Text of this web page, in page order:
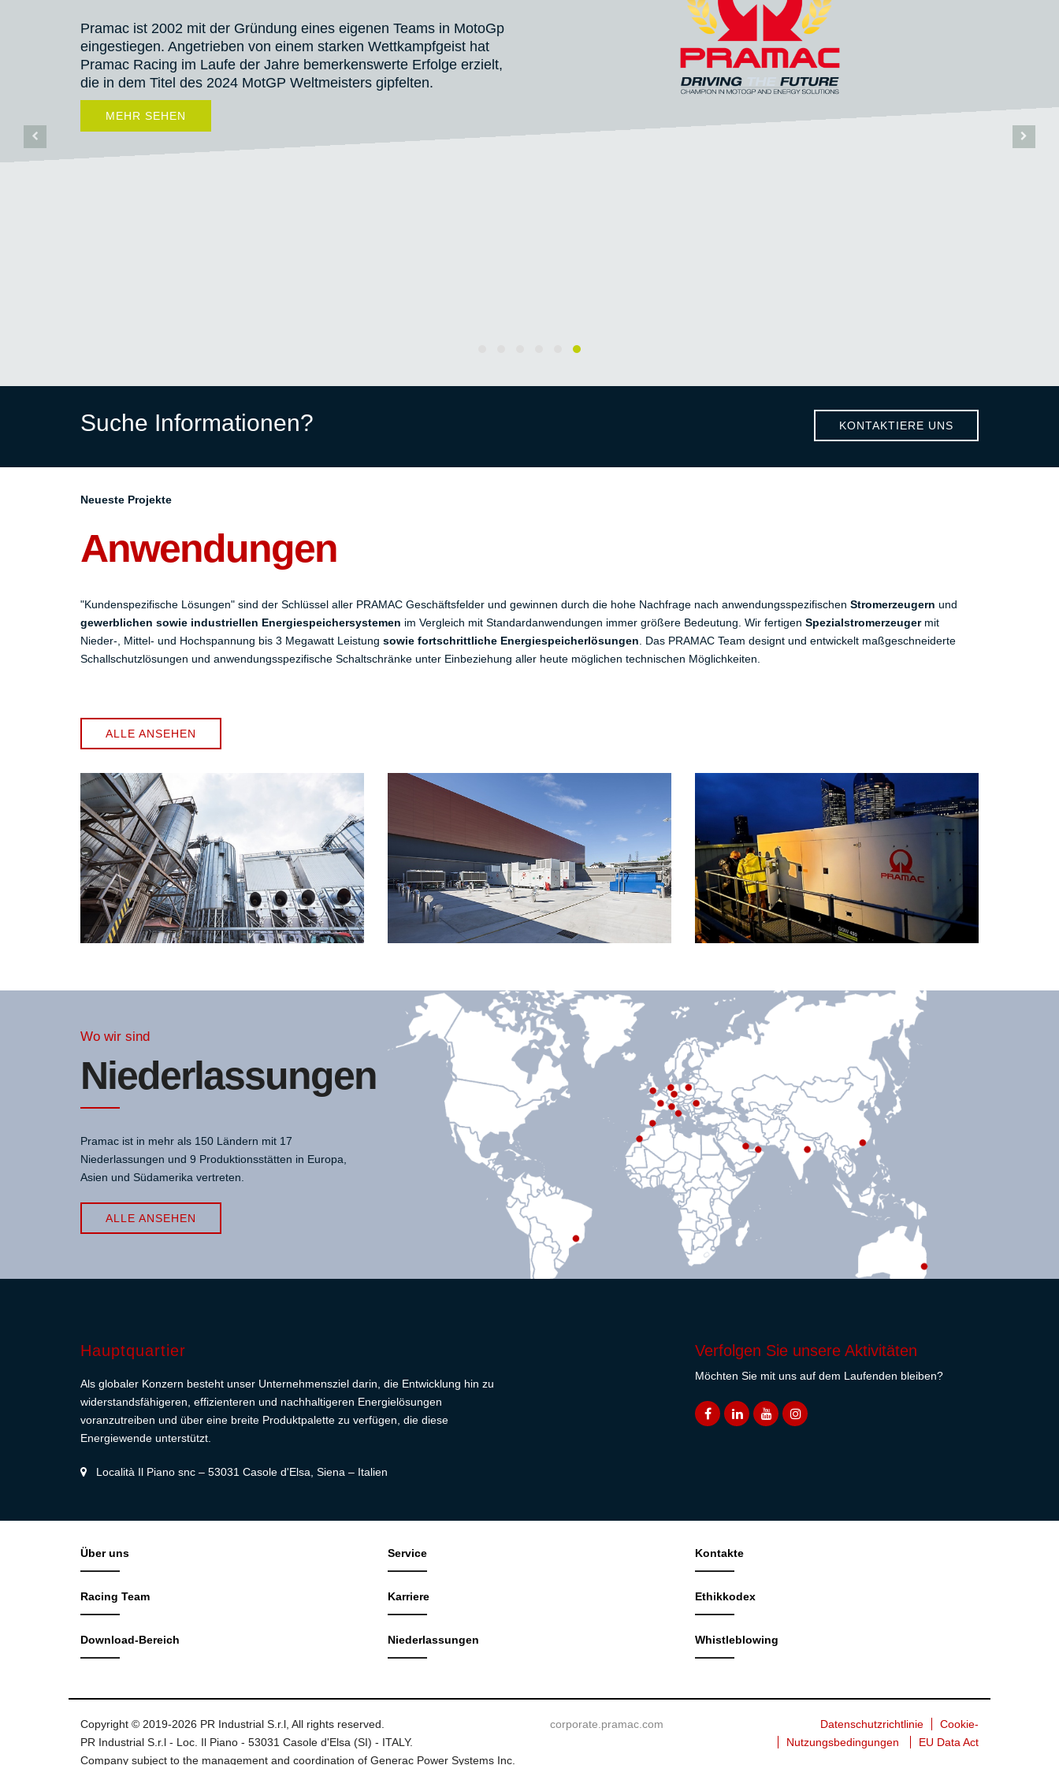
Pramac ist 2002 mit der Gründung eines eigenen Teams in MotoGp
eingestiegen. Angetrieben von einem starken Wettkampfgeist hat
Pramac Racing im Laufe der Jahre bemerkenswerte Erfolge erzielt,
die in dem Titel des 2024 MotGP Weltmeisters gipfelten.
MEHR SEHEN
Suche Informationen? KONTAKTIERE UNS
Neueste Projekte
Anwendungen
"Kundenspezifische Lösungen" sind der Schlüssel aller PRAMAC Geschäftsfelder und gewinnen durch die hohe Nachfrage nach anwendungsspezifischen Stromerzeugern und
gewerblichen sowie industriellen Energiespeichersystemen im Vergleich mit Standardanwendungen immer größere Bedeutung. Wir fertigen Spezialstromerzeugermit
Nieder-, Mittel- und Hochspannung bis 3 Megawatt Leistung sowie fortschrittliche Energiespeicherlösungen . Das PRAMAC Team designt und entwickelt maßgeschneiderte
Schallschutzlösungen und anwendungsspezifische Schaltschränke unter Einbeziehung aller heute möglichen technischen Möglichkeiten.
ALLE ANSEHEN
Wo wir sind
Niederlassungen
Pramac ist in mehr als 150 Ländern mit 17
Niederlassungen und 9 Produktionsstätten in Europa,
Asien und Südamerika vertreten.
ALLE ANSEHEN
Hauptquartier
Als globaler Konzern besteht unser Unternehmensziel darin, die Entwicklung hin zu
widerstandsfähigeren, effizienteren und nachhaltigeren Energielösungen
voranzutreiben und über eine breite Produktpalette zu verfügen, die diese
Energiewende unterstützt.
Località Il Piano snc – 53031 Casole d'Elsa, Siena – Italien
Verfolgen Sie unsere Aktivitäten
Möchten Sie mit uns auf dem Laufenden bleiben?
Über uns
Racing Team
Download-Bereich
Service
Karriere
Niederlassungen
Kontakte
Ethikkodex
Whistleblowing
Copyright © 2019-2026 PR Industrial S.r.l, All rights reserved.
PR Industrial S.r.l - Loc. Il Piano - 53031 Casole d'Elsa (SI) - ITALY.
Company subject to the management and coordination of Generac Power Systems Inc.
corporate.pramac.com Datenschutzrichtlinie
Cookie-
Nutzungsbedingungen
EU Data Act